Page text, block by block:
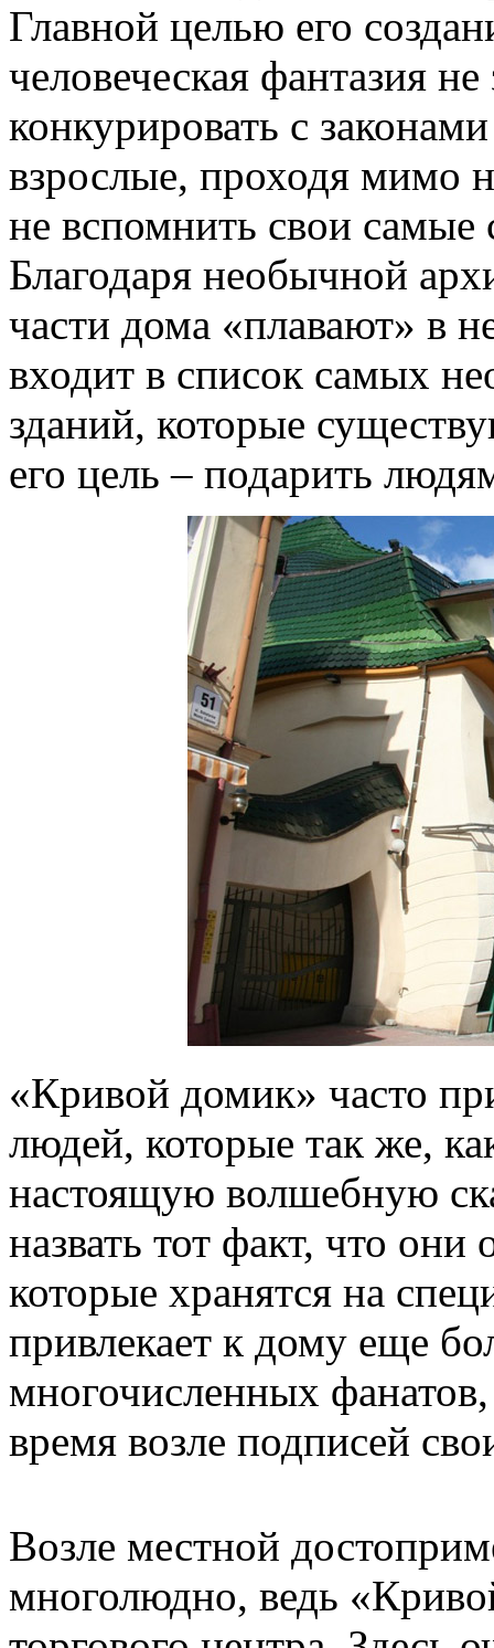
Главной целью его
человеческая фантазия
конкурировать с
взрослые, проходя мимо
не вспомнить свои самые
Благодаря необычной
части дома «плавают» в
входит в список самых
зданий, которые
его цель – подарить
«Кривой домик» часто
людей, которые так же,
настоящую волшебную
назвать тот факт, что они
которые хранятся на
привлекает к дому еще
многочисленных
время возле подписей
Возле местной
многолюдно, ведь